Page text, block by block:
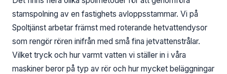
stamspolning av en fastighets avloppsstammar. Vi på
Spoltjänst arbetar främst med roterande hetvattendysor
som rengör rören inifrån med små fina jetvattenstrålar.
Vilket tryck och hur varmt vatten vi ställer in i våra
maskiner beror på typ av rör och hur mycket beläggningar